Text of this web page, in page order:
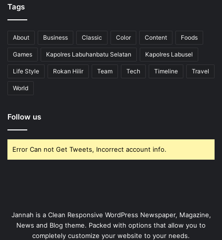
Tags
About Business Classic Color Content Foods
Games Kapolres Labuhanbatu Selatan Kapolres Labusel
Life Style Rokan Hilir Team Tech Timeline Travel
World
Follow us
Error Can not Get Tweets, Incorrect account info.
Jannah is a Clean Responsive WordPress Newspaper, Magazine,
News and Blog theme. Packed with options that allow you to
completely customize your website to your needs.